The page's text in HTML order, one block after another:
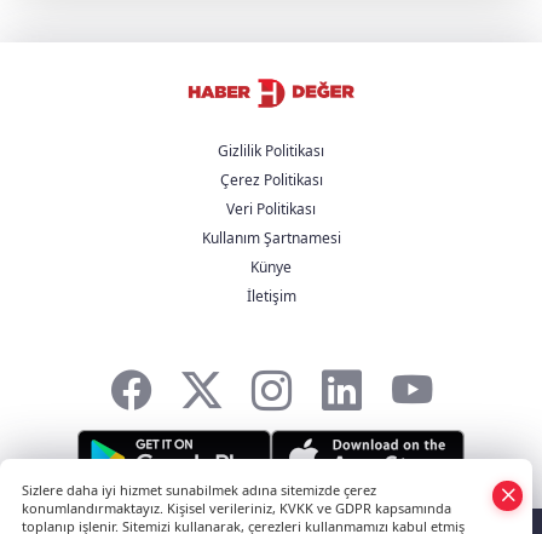
YENİ Parti, partiye katılan başkan sayısını
Trump'tan İran açıklaması: "Savaş çok
yakında bitecek"
Avcılar Belediyesi soruşturmasında 12
şüpheli adliyede
Gizlilik Politikası
Çerez Politikası
Veri Politikası
Kullanım Şartnamesi
Künye
İletişim
HABER YAZILIMIve TURKTICARET.NET projesidir Copyright© 2006-2026
Sizlere daha iyi hizmet sunabilmek adına sitemizde çerez
konumlandırmaktayız. Kişisel verileriniz, KVKK ve GDPR kapsamında
toplanıp işlenir. Sitemizi kullanarak, çerezleri kullanmamızı kabul etmiş